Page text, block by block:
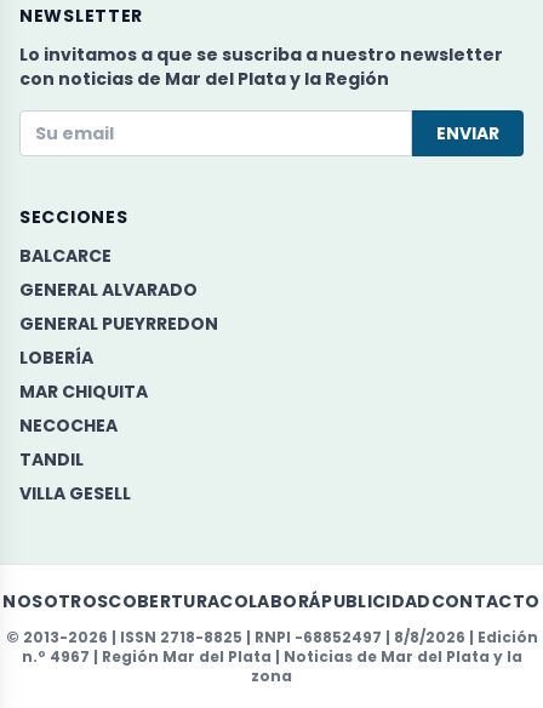
NEWSLETTER
Lo invitamos a que se suscriba a nuestro newsletter
con noticias de Mar del Plata y la Región
ENVIAR
SECCIONES
BALCARCE
GENERAL ALVARADO
GENERAL PUEYRREDON
LOBERÍA
MAR CHIQUITA
NECOCHEA
TANDIL
VILLA GESELL
NOSOTROSCOBERTURACOLABORÁPUBLICIDADCONTACTO
© 2013-2026 | ISSN 2718-8825 | RNPI -68852497 | 8/8/2026 | Edición
n.º 4967 | Región Mar del Plata | Noticias de Mar del Plata y la
zona